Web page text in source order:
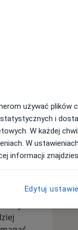
używać plików
i
W każdej
W
informacji
Edytuj